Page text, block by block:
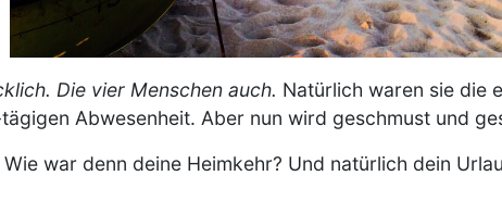
Die vier Menschen auch. Natürlich waren sie die
Abwesenheit. Aber nun wird geschmust und
war denn deine Heimkehr? Und natürlich dein